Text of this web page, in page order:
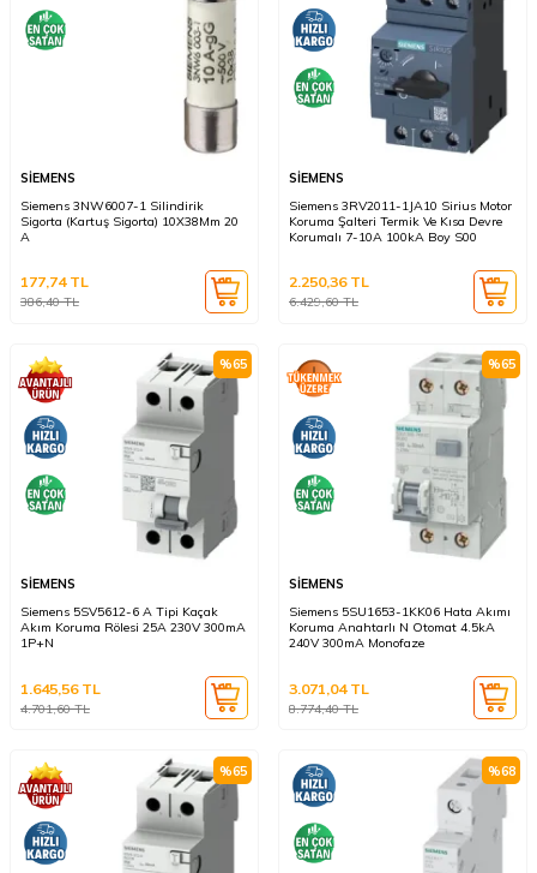
SİEMENS
Siemens 3NW6007-1 Silindirik
Sigorta (Kartuş Sigorta) 10X38Mm 20
A
386,40TL
177,74TL
SİEMENS
Siemens 3RV2011-1JA10 Sirius Motor
Koruma Şalteri Termik Ve Kısa Devre
Korumalı 7-10A 100kA Boy S00
6.429,60TL
2.250,36TL
%65
SİEMENS
Siemens 5SV5612-6 A Tipi Kaçak
Akım Koruma Rölesi 25A 230V 300mA
1P+N
4.701,60TL
1.645,56TL
%65
SİEMENS
Siemens 5SU1653-1KK06 Hata Akımı
Koruma Anahtarlı N Otomat 4.5kA
240V 300mA Monofaze
8.774,40TL
3.071,04TL
%65 %68